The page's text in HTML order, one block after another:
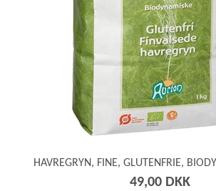
HAVREGRYN, FINE, GLUTENFRIE,
49,00 DKK